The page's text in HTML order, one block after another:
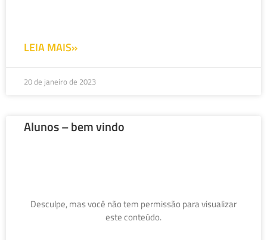
LEIA MAIS»
20 de janeiro de 2023
Alunos – bem vindo
Desculpe, mas você não tem permissão para visualizar
este conteúdo.